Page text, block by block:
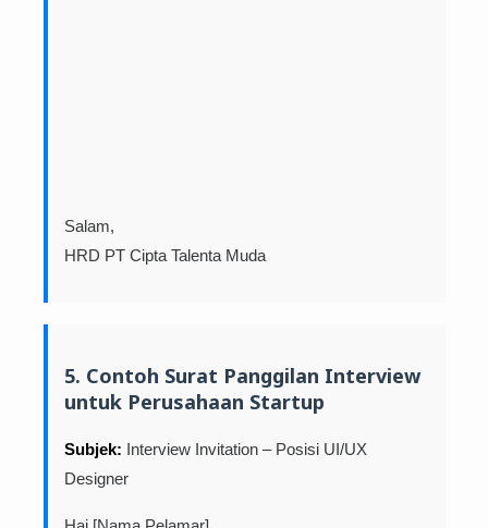
Salam,
HRD PT Cipta Talenta Muda
5. Contoh Surat Panggilan Interview
untuk Perusahaan Startup
Subjek: Interview Invitation – Posisi UI/UX
Designer